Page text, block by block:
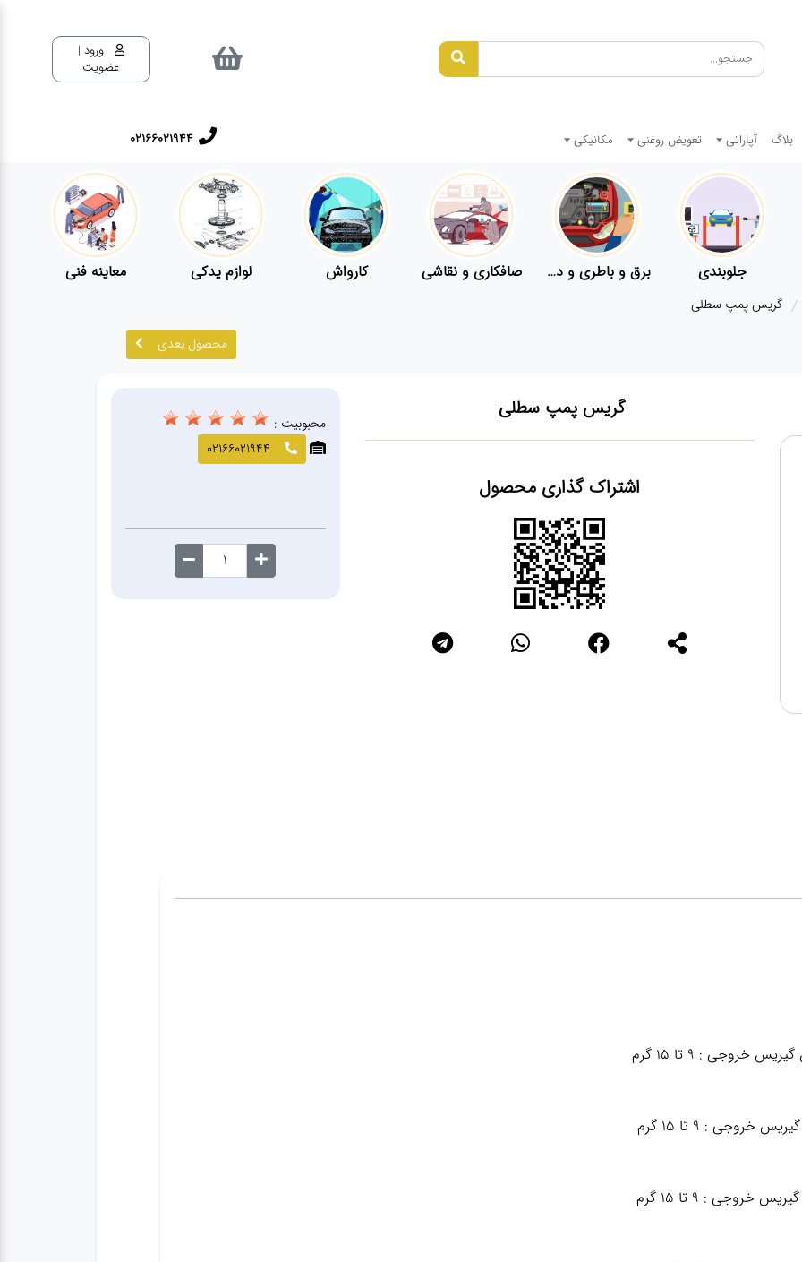
ورود |
عضویت
بلاگ آپاراتی تعویض روغنی مکانیکی 02166021944
جلوبندی برق و باطری و دیاگ صافکاری و نقاشی کارواش لوازم یدکی معاینه فنی
گریس پمپ سطلی
محصول بعدی
گریس پمپ سطلی
اشتراک گذاری محصول
محبوبیت :
02166021944